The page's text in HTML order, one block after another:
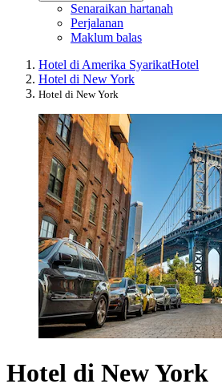
Senaraikan hartanah
Perjalanan
Maklum balas
Hotel di Amerika SyarikatHotel
Hotel di New York
Hotel di New York
Hotel di New York